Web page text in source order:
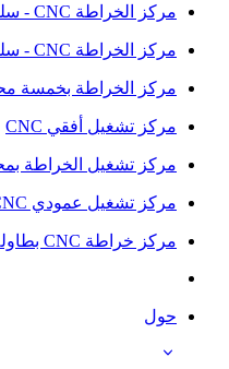
مركز الخراطة CNC - سلسلة A
مركز الخراطة CNC - سلسلة R
مركز الخراطة بخمسة
مركز تشغيل أفقي CNC
مركز تشغيل الخراطة
مركز تشغيل عمودي CNC بخمسة وجوه
مركز خراطة CNC بطاولة طويلة
حول